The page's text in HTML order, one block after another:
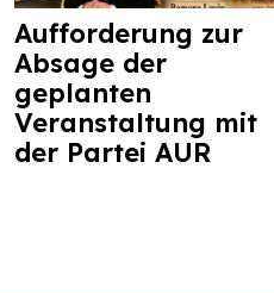
Aufforderung zur
Absage der
geplanten
Veranstaltung mit
der Partei AUR